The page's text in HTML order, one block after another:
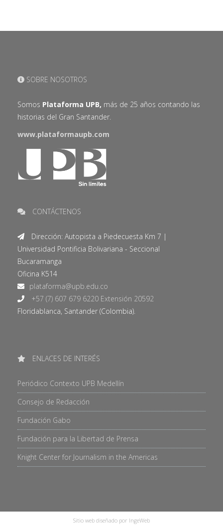
SOBRE NOSOTROS
Somos Plataforma UPB, más de 25 años contando las
historias del Gran Santander.
www.plataformaupb.com
CONTÁCTENOS
Dirección: Autopista a Piedecuesta Km 7 |
Universidad Pontificia Bolivariana - Seccional
Bucaramanga
Oficina K514
+57 (7) 607 679 6220 Extensión 20592
Floridablanca, Santander (Colombia).
ENLACES DE INTERÉS
Periódico Contexto UPB Medellín
Consejo de Redacción
Fundación Gabo
Fundación para la Libertad de Prensa
Knight Center for Journalism in the Americas
Sitio web diseñado por IngeWeb